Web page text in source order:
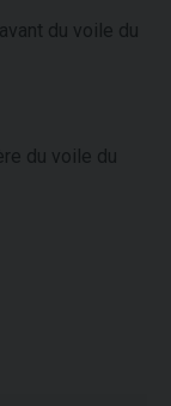
du voile du
du voile du